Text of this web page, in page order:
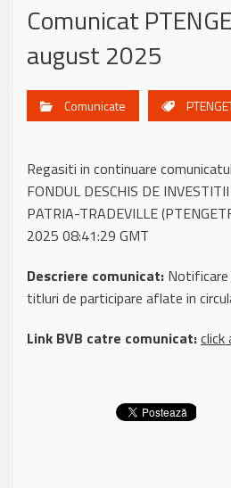
Comunicat
august 2025
Comunicate
Regasiti in continuare
FONDUL DESCHIS DE
PATRIA-TRADEVILLE
2025 08:41:29 GMT
Descriere comunicat: Notificare
titluri de participare aflate in
Link BVB catre comunicat:click